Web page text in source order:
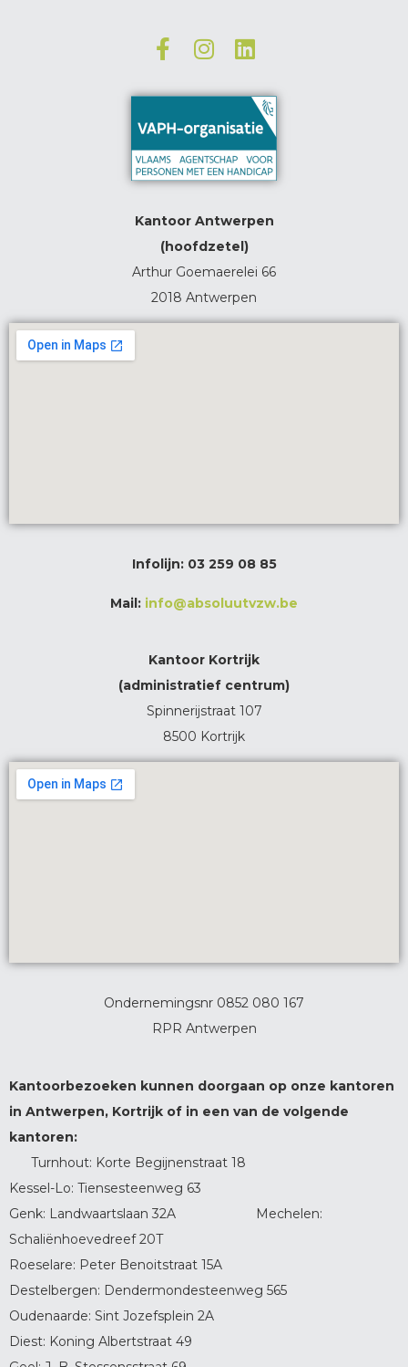
Kantoor Antwerpen
(hoofdzetel)
Arthur Goemaerelei 66
2018 Antwerpen
Infolijn: 03 259 08 85
Mail: info@absoluutvzw.be
Kantoor Kortrijk
(administratief centrum)
Spinnerijstraat 107
8500 Kortrijk
Ondernemingsnr 0852 080 167
RPR Antwerpen
Kantoorbezoeken kunnen doorgaan op onze kantoren
in Antwerpen, Kortrijk of in een van de volgende
kantoren:
Turnhout: Korte Begijnenstraat 18
Kessel-Lo: Tiensesteenweg 63
Genk: Landwaartslaan 32A Mechelen:
Schaliënhoevedreef 20T
Roeselare: Peter Benoitstraat 15A
Destelbergen: Dendermondesteenweg 565
Oudenaarde: Sint Jozefsplein 2A
Diest: Koning Albertstraat 49